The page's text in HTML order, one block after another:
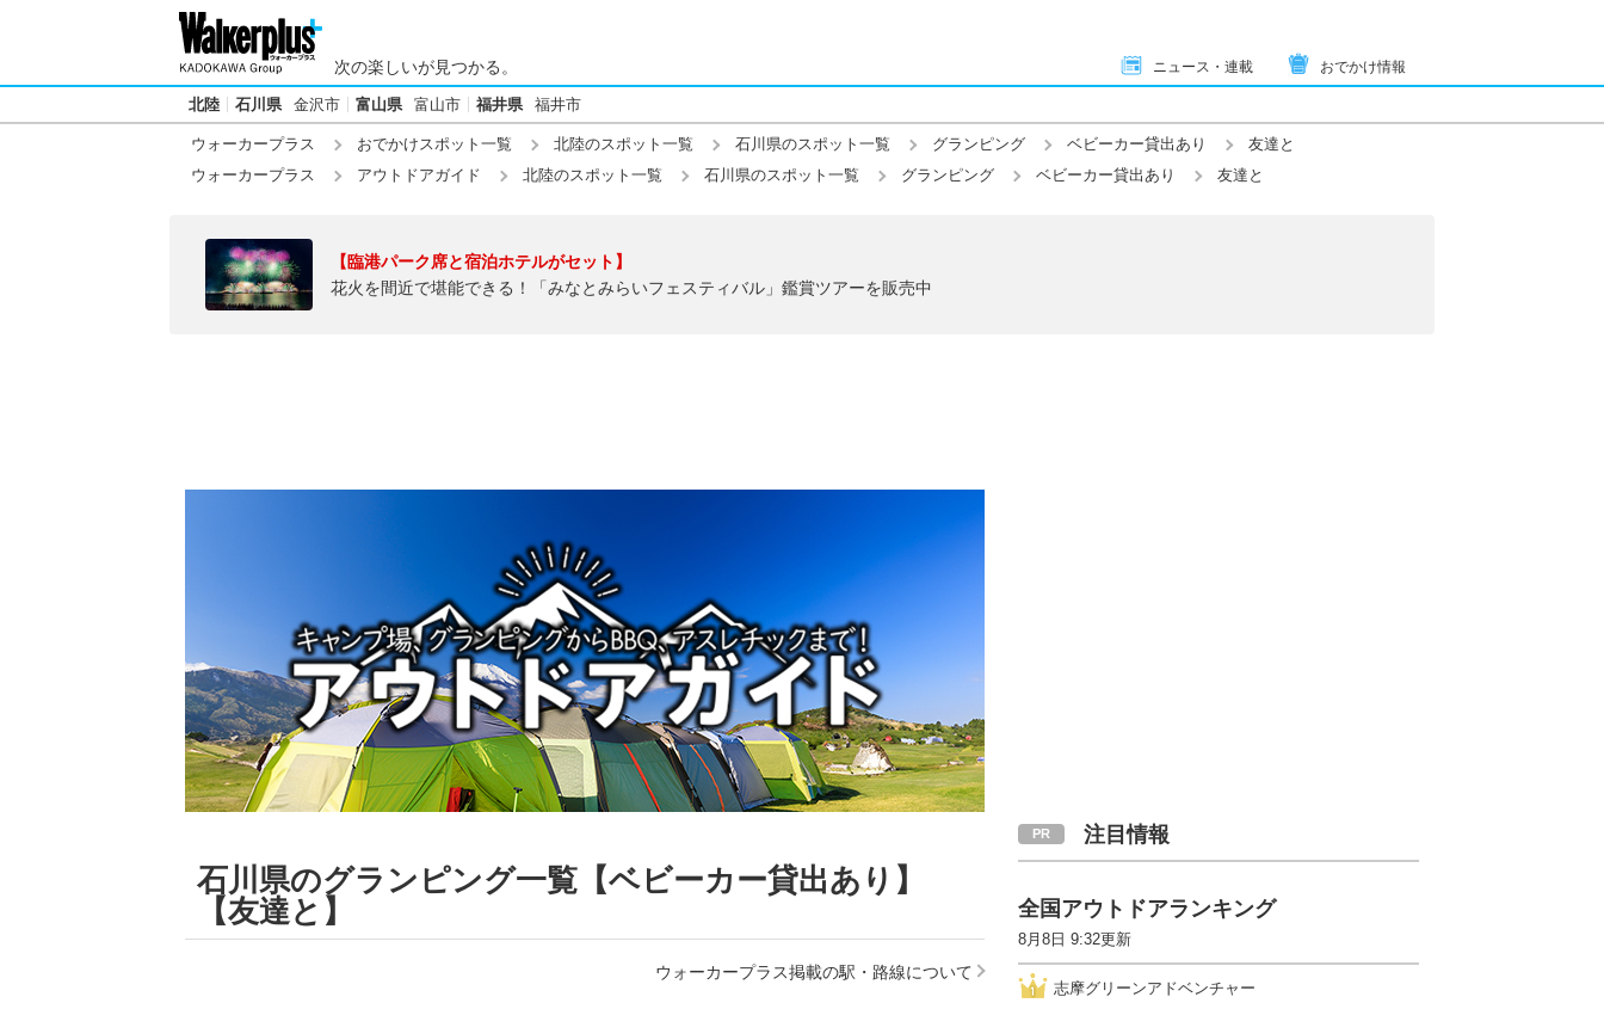
次の楽しいが見つかる。 ニュース・連載 おでかけ情報
北陸 石川県 金沢市 富山県 富山市 福井県 福井市
ウォーカープラス おでかけスポット一覧 北陸のスポット一覧 石川県のスポット一覧 グランピング ベビーカー貸出あり
友達と
ウォーカープラス
アウトドアガイド 北陸のスポット一覧 石川県のスポット一覧 グランピング ベビーカー貸出あり 友達と
【臨港パーク席と宿泊ホテルがセット】
花火を間近で堪能できる！「みなとみらいフェスティバル」鑑賞ツアーを販売中
石川県のグランピング一覧【ベビーカー貸出あり】
【友達と】
ウォーカープラス掲載の駅・路線について
注目情報
全国アウトドアランキング
8月8日 9:32更新
志摩グリーンアドベンチャー